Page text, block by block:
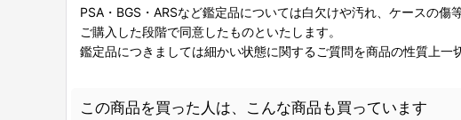
PSA・BGS・ARSなど鑑定品については白欠けや汚れ、ケースの傷
ご購入した段階で同意したものといたします。
鑑定品につきましては細かい状態に関するご質問を商品の性質上一
この商品を買った人は、こんな商品も買っています